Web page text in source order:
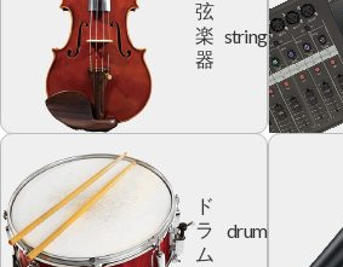
弦
楽
器
string
ド
ラ
ム
drum